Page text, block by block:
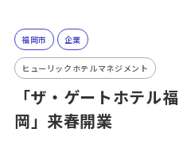
福岡市 企業
ヒューリックホテルマネジメント
「ザ・ゲートホテル福
岡」来春開業